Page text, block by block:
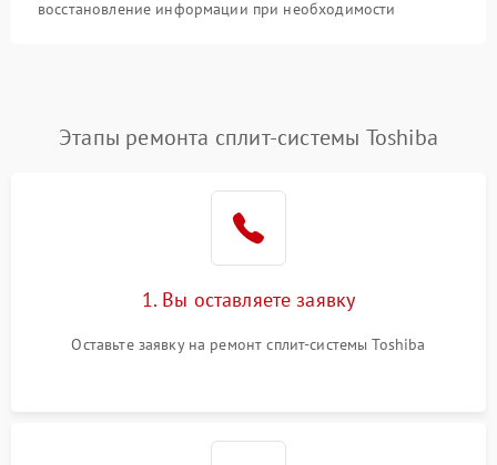
восстановление информации при необходимости
Этапы ремонта сплит-системы Toshiba
1. Вы оставляете заявку
Оставьте заявку на ремонт сплит-системы Toshiba